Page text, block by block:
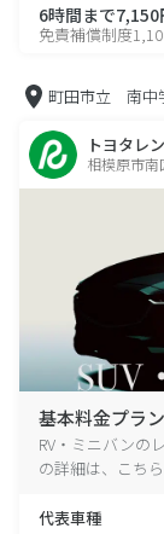
6時間まで7,150
免責補償制度
町田市立 南中
トヨタレ
相模原市南
基本料金プラン
RV・ミニバンの
の詳細は、こち
代表車種